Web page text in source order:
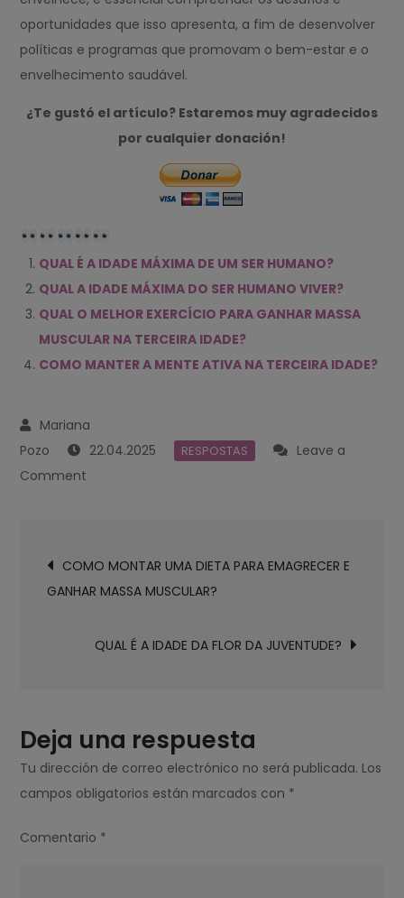
oportunidades que isso apresenta, a fim de desenvolver
políticas e programas que promovam o bem-estar e o
envelhecimento saudável.
¿Te gustó el artículo? Estaremos muy agradecidos
por cualquier donación!
QUAL É A IDADE MÁXIMA DE UM SER HUMANO?
QUAL A IDADE MÁXIMA DO SER HUMANO VIVER?
QUAL O MELHOR EXERCÍCIO PARA GANHAR MASSA
MUSCULAR NA TERCEIRA IDADE?
COMO MANTER A MENTE ATIVA NA TERCEIRA IDADE?
22.04.2025 RESPOSTAS
Leave a
Comment
IDADE
APROXIMADA
QUEM
IDADE?
deCOMO MONTAR UMA DIETA PARA EMAGRECER E
GANHAR MASSA MUSCULAR?
QUAL É A IDADE DA FLOR DA JUVENTUDE?
Deja una respuesta
Tu dirección de correo electrónico no será publicada. Los
campos obligatorios están marcados con *
Comentario *